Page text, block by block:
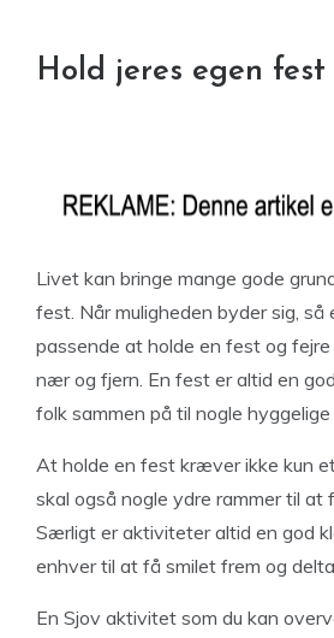
Hold jeres egen fest
Livet kan bringe mange gode
fest. Når muligheden byder sig, så
passende at holde en fest og
nær og fjern. En fest er altid en
folk sammen på til nogle hyggelige
At holde en fest kræver ikke kun
skal også nogle ydre rammer til at
Særligt er aktiviteter altid en god
enhver til at få smilet frem og
En Sjov aktivitet som du kan